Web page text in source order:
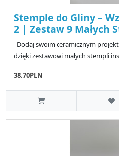
Stemple do Gliny –
2 | Zestaw 9 Małych
Dodaj swoim ceramicznym
dzięki zestawowi małych stempli
38.70PLN